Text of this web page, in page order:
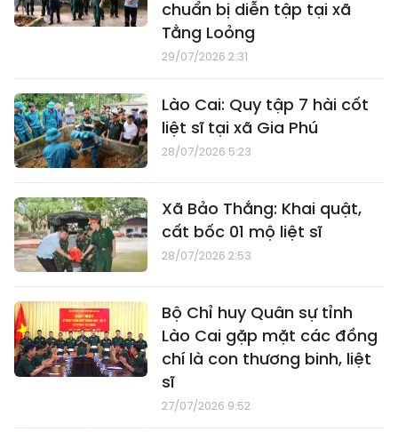
chuẩn bị diễn tập tại xã
Tằng Loỏng
29/07/2026 2:31
Lào Cai: Quy tập 7 hài cốt
liệt sĩ tại xã Gia Phú
28/07/2026 5:23
Xã Bảo Thắng: Khai quật,
cất bốc 01 mộ liệt sĩ
28/07/2026 2:53
Bộ Chỉ huy Quân sự tỉnh
Lào Cai gặp mặt các đồng
chí là con thương binh, liệt
sĩ
27/07/2026 9:52